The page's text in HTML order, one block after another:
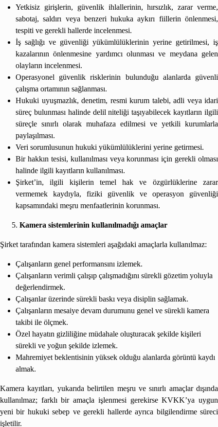
Yetkisiz girişlerin, güvenlik ihlallerinin, hırsızlık, zarar verme,
sabotaj, saldırı veya benzeri hukuka aykırı fiillerin önlenmesi,
tespiti ve gerekli hallerde incelenmesi.
İş sağlığı ve güvenliği yükümlülüklerinin yerine getirilmesi, iş
kazalarının önlenmesine yardımcı olunması ve meydana gelen
olayların incelenmesi.
Operasyonel güvenlik risklerinin bulunduğu alanlarda güvenli
çalışma ortamının sağlanması.
Hukuki uyuşmazlık, denetim, resmi kurum talebi, adli veya idari
süreç bulunması halinde delil niteliği taşıyabilecek kayıtların ilgili
süreçle sınırlı olarak muhafaza edilmesi ve yetkili kurumlarla
paylaşılması.
Veri sorumlusunun hukuki yükümlülüklerini yerine getirmesi.
Bir hakkın tesisi, kullanılması veya korunması için gerekli olması
halinde ilgili kayıtların kullanılması.
Şirket’in, ilgili kişilerin temel hak ve özgürlüklerine zarar
vermemek kaydıyla, fiziki güvenlik ve operasyon güvenliği
kapsamındaki meşru menfaatlerinin korunması.
Kamera sistemlerinin kullanılmadığı amaçlar
Şirket tarafından kamera sistemleri aşağıdaki amaçlarla kullanılmaz:
Çalışanların genel performansını izlemek.
Çalışanların verimli çalışıp çalışmadığını sürekli gözetim yoluyla
değerlendirmek.
Çalışanlar üzerinde sürekli baskı veya disiplin sağlamak.
Çalışanların mesaiye devam durumunu genel ve sürekli kamera
takibi ile ölçmek.
Özel hayatın gizliliğine müdahale oluşturacak şekilde kişileri
sürekli ve yoğun şekilde izlemek.
Mahremiyet beklentisinin yüksek olduğu alanlarda görüntü kaydı
almak.
Kamera kayıtları, yukarıda belirtilen meşru ve sınırlı amaçlar dışında
kullanılmaz; farklı bir amaçla işlenmesi gerekirse KVKK’ya uygun
yeni bir hukuki sebep ve gerekli hallerde ayrıca bilgilendirme süreci
işletilir.